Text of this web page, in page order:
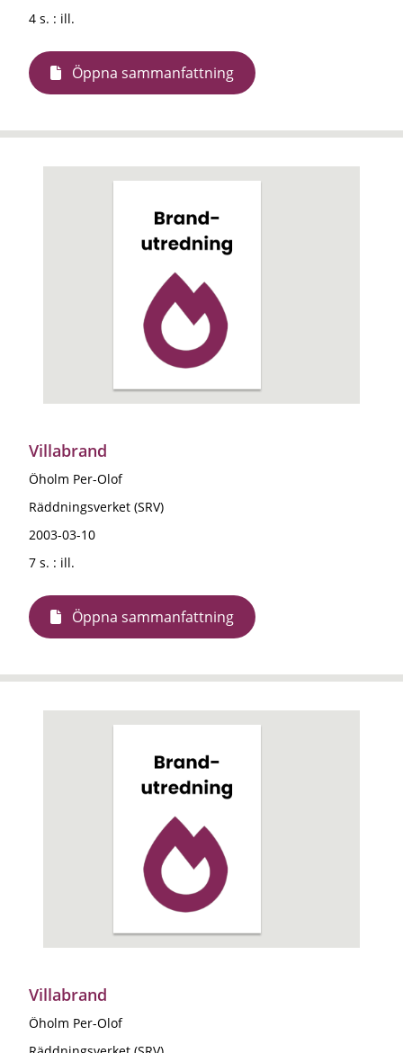
4 s. : ill.
Öppna sammanfattning
Villabrand
Öholm Per-Olof
Räddningsverket (SRV)
2003-03-10
7 s. : ill.
Öppna sammanfattning
Villabrand
Öholm Per-Olof